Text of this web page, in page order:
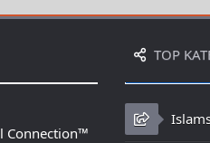
Connection™
TOP